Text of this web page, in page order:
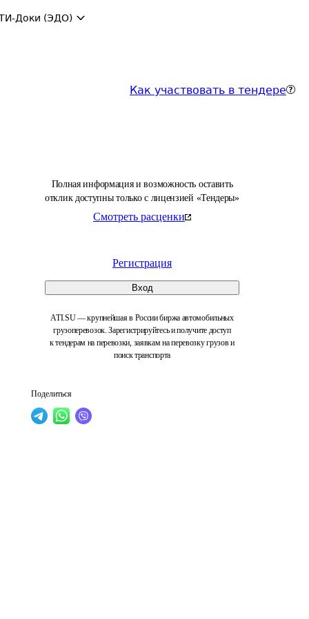
Доки (ЭДО)
Как участвовать в тендере
Полная информация и возможность оставить
отклик доступны только с лицензией «Тендеры»
Смотреть расценки
Регистрация
Вход
ATI.SU — крупнейшая в России биржа автомобильных
грузоперевозок. Зарегистрируйтесь и получите доступ
к тендерам на перевозки, заявкам на перевозку грузов и
поиск транспорта
Поделиться